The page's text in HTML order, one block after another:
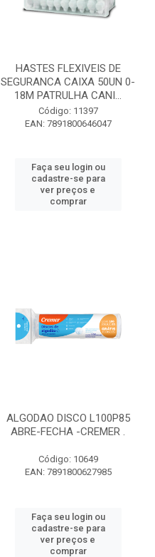
HASTES FLEXIVEIS DE
SEGURANCA CAIXA 50UN 0-
18M PATRULHA CANI...
Código: 11397
EAN: 7891800646047
Faça seu login ou
cadastre-se para
ver preços e
comprar
ALGODAO DISCO L100P85
ABRE-FECHA -CREMER .
Código: 10649
EAN: 7891800627985
Faça seu login ou
cadastre-se para
ver preços e
comprar